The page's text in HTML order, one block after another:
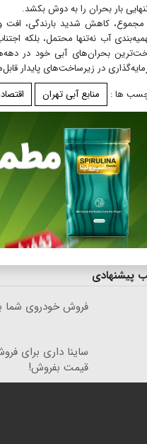
بار بحران را به دوش بکشد.
مجموع، کاهش شدید بارندگی، افت
آب نه‌تنها محتمل، بلکه
بحران‌های آبی خود در
در زیرساخت‌های پایدار
ها :
منابع آبی تهران
پیشنهادی
فروش خودروی شما
ساینا داری برای
قیمت بفروش!